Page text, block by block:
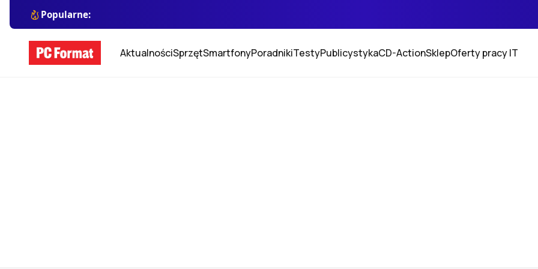
Popularne:
AktualnościSprzętSmartfonyPoradnikiTestyPublicystykaCD-ActionSklepOferty pracy IT